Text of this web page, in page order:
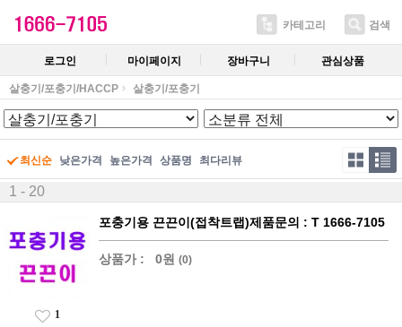
카테고리 검색
로그인 마이페이지 장바구니 관심상품
살충기/포충기/HACCP 살충기/포충기
최신순 낮은가격 높은가격 상품명 최다리뷰
1 - 20
포충기용 끈끈이(접착트랩)제품문의 : T 1666-7105
상품가 : 0원 (0)
1